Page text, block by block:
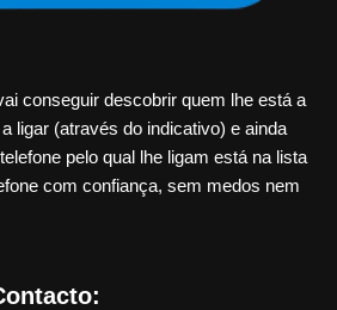
conseguir descobrir quem lhe está a
ligar (através do indicativo) e ainda
pelo qual lhe ligam está na lista
com confiança, sem medos nem